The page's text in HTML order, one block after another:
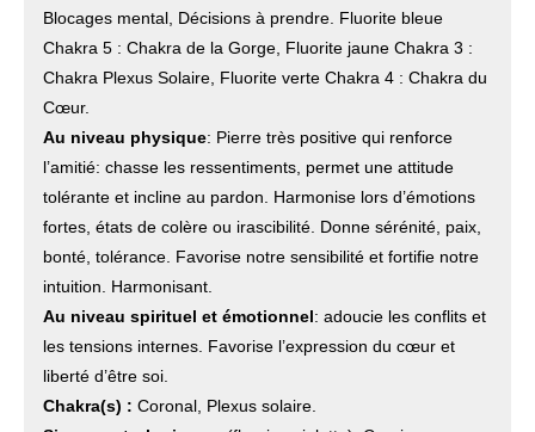
Blocages mental, Décisions à prendre. Fluorite bleue
Chakra 5 : Chakra de la Gorge, Fluorite jaune Chakra 3 :
Chakra Plexus Solaire, Fluorite verte Chakra 4 : Chakra du
Cœur.
Au niveau physique: Pierre très positive qui renforce
l’amitié: chasse les ressentiments, permet une attitude
tolérante et incline au pardon. Harmonise lors d’émotions
fortes, états de colère ou irascibilité. Donne sérénité, paix,
bonté, tolérance. Favorise notre sensibilité et fortifie notre
intuition. Harmonisant.
Au niveau spirituel et émotionnel: adoucie les conflits et
les tensions internes. Favorise l’expression du cœur et
liberté d’être soi.
Chakra(s) : Coronal, Plexus solaire.